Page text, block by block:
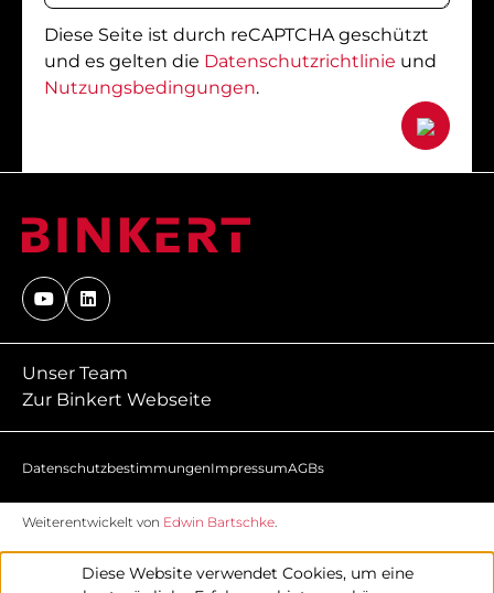
Diese Seite ist durch reCAPTCHA geschützt
und es gelten die Datenschutzrichtlinie und
Nutzungsbedingungen.
Unser Team
Zur Binkert Webseite
DatenschutzbestimmungenImpressumAGBs
Weiterentwickelt von Edwin Bartschke.
Diese Website verwendet Cookies, um eine